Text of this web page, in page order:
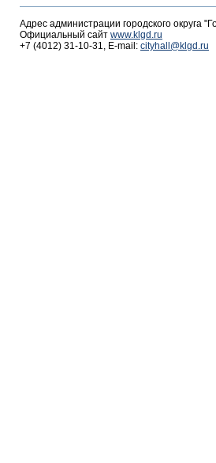
Адрес администрации городского округа
Официальный сайт www.klgd.ru
+7 (4012) 31-10-31, E-mail: cityhall@klgd.ru